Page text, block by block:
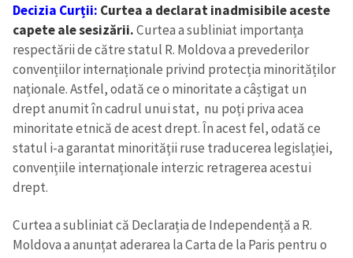
Trimite o informație
Despre ZdG
in English
на русском
Decizia Curții: Curtea a declarat inadmisibile aceste
capete ale sesizării.Curtea a subliniat importanța
respectării de către statul R. Moldova a prevederilor
convențiilor internaționale privind protecția minorităților
naționale. Astfel, odată ce o minoritate a câștigat un
drept anumit în cadrul unui stat, nu poți priva acea
minoritate etnică de acest drept. În acest fel, odată ce
statul i-a garantat minorității ruse traducerea legislației,
convențiile internaționale interzic retragerea acestui
drept.
Curtea a subliniat că Declarația de Independență a R.
Moldova a anunțat aderarea la Carta de la Paris pentru o